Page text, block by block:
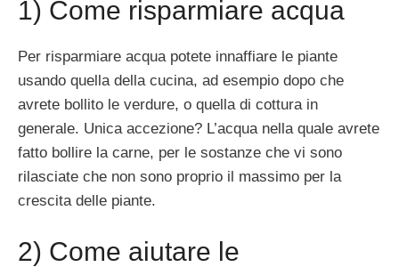
1) Come risparmiare acqua
Per risparmiare acqua potete innaffiare le piante
usando quella della cucina, ad esempio dopo che
avrete bollito le verdure, o quella di cottura in
generale. Unica accezione? L’acqua nella quale avrete
fatto bollire la carne, per le sostanze che vi sono
rilasciate che non sono proprio il massimo per la
crescita delle piante.
2) Come aiutare le